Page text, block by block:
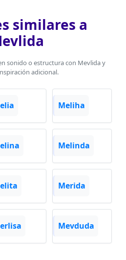
similares a
sonido o estructura con Mevlida y
adicional.
Meliha
Melinda
Merida
Mevduda